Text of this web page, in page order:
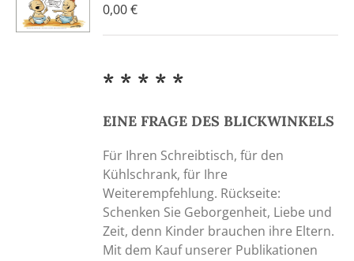
0,00€
* * * * *
EINE FRAGE DES BLICKWINKELS
Für Ihren Schreibtisch, für den
Kühlschrank, für Ihre
Weiterempfehlung. Rückseite:
Schenken Sie Geborgenheit, Liebe und
Zeit, denn Kinder brauchen ihre Eltern.
Mit dem Kauf unserer Publikationen